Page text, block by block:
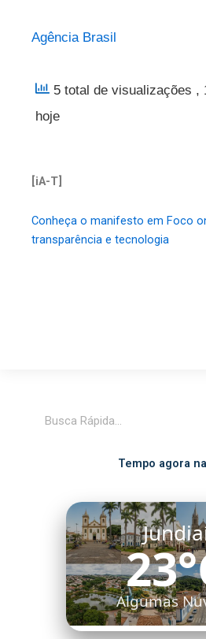
Agência Brasil
5 total de visualizações ,
hoje
[iA-T]
Conheça o manifesto em Foco
transparência e tecnologia
Tempo agora
Algumas